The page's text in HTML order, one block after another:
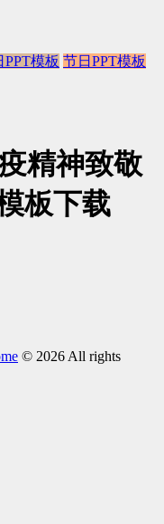
PPT模板 节日PPT模板
精神致敬
板下载
© 2026 All rights